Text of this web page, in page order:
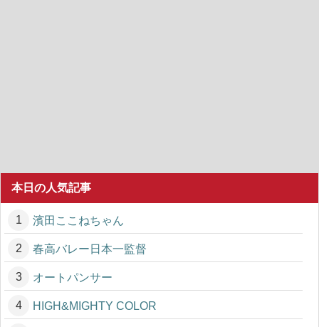
本日の人気記事
濱田ここねちゃん
春高バレー日本一監督
オートパンサー
HIGH&MIGHTY COLOR